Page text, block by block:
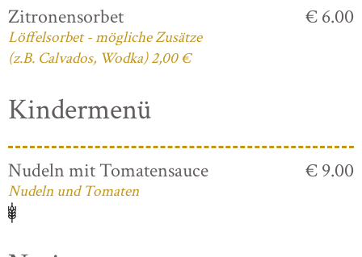
Zitronensorbet
Löffelsorbet - mögliche Zusätze
(z.B. Calvados, Wodka) 2,00 €
€ 6.00
Kindermenü
Nudeln mit Tomatensauce
Nudeln und Tomaten
€ 9.00